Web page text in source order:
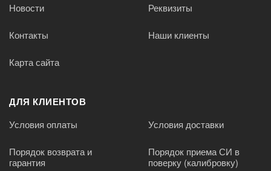
Новости Реквизиты
Контакты Наши клиенты
Карта сайта
ДЛЯ КЛИЕНТОВ
Условия оплаты Условия доставки
Порядок возврата и
гарантия
Порядок приема СИ в
поверку (калибровку)